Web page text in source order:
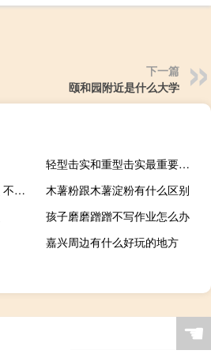
下一篇
颐和园附近是什么大学
轻型击实和重型击实最重要的区别
不耻下问的上一句是什么 不耻下问的上一句
木薯粉跟木薯淀粉有什么区别
孩子磨磨蹭蹭不写作业怎么办
嘉兴周边有什么好玩的地方
☚